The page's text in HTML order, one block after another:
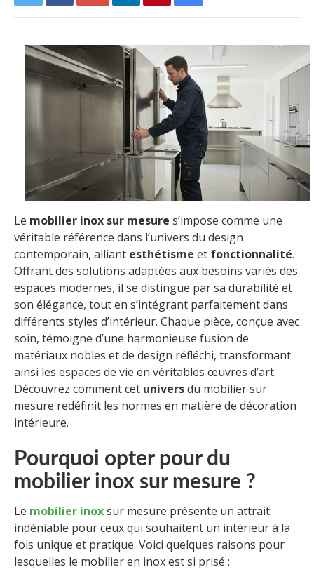
Le mobilier inox sur mesure s’impose comme une
véritable référence dans l’univers du design
contemporain, alliant esthétisme et fonctionnalité.
Offrant des solutions adaptées aux besoins variés des
espaces modernes, il se distingue par sa durabilité et
son élégance, tout en s’intégrant parfaitement dans
différents styles d’intérieur. Chaque pièce, conçue avec
soin, témoigne d’une harmonieuse fusion de
matériaux nobles et de design réfléchi, transformant
ainsi les espaces de vie en véritables œuvres d’art.
Découvrez comment cet universdu mobilier sur
mesure redéfinit les normes en matière de décoration
intérieure.
Pourquoi opter pour du
mobilier inox sur mesure ?
Le mobilier inoxsur mesure présente un attrait
indéniable pour ceux qui souhaitent un intérieur à la
fois unique et pratique. Voici quelques raisons pour
lesquelles le mobilier en inox est si prisé :